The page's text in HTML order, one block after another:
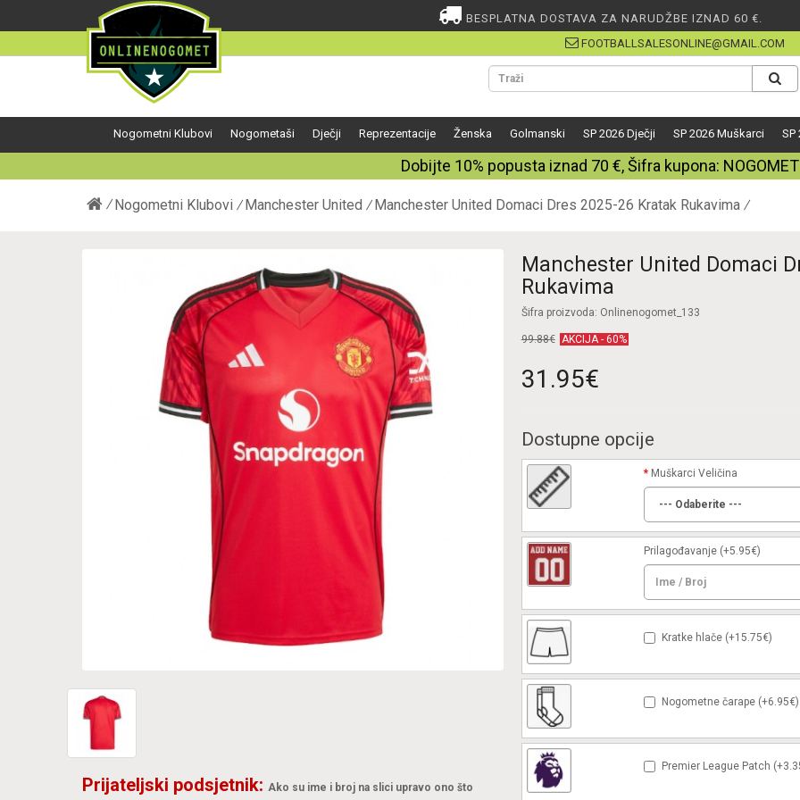
BESPLATNA DOSTAVA ZA NARUDŽBE IZNAD 60 €.
FOOTBALLSALESONLINE@GMAIL.COM
Nogometni Klubovi Nogometaši Dječji Reprezentacije Ženska Golmanski SP 2026 Dječji SP 2026 Muškarci SP
Dobijte 10% popusta iznad 70 €, Šifra kupona: NOGOMET
Nogometni Klubovi Manchester United Manchester United Domaci Dres 2025-26 Kratak Rukavima
Prijateljski podsjetnik: Ako su ime i broj na slici upravo ono što
Manchester United Domaci
Rukavima
Šifra proizvoda: Onlinenogomet_133
99.88€ AKCIJA - 60%
31.95€
Dostupne opcije
Muškarci Veličina
Prilagođavanje(+5.95€)
Kratke hlače (+15.75€)
Nogometne čarape (+6.95€)
Premier League Patch